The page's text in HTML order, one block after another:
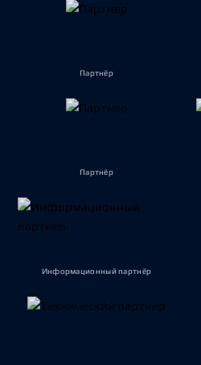
Партнёр
Партнёр
Информационный партнёр